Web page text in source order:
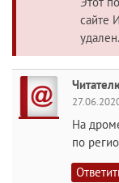
сайте
На
по